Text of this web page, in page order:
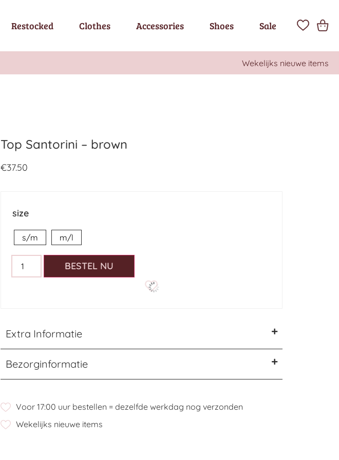
Restocked Clothes Accessories Shoes Sale
Wekelijks nieuwe items
Top Santorini – brown
€37.50
size
s/m m/l
BESTEL NU
Extra Informatie
Bezorginformatie
Voor 17:00 uur bestellen = dezelfde werkdag nog verzonden
Wekelijks nieuwe items